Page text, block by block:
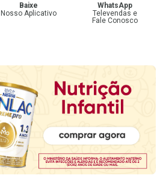
Baixe
Nosso Aplicativo
WhatsApp
Televendas e
Fale Conosco